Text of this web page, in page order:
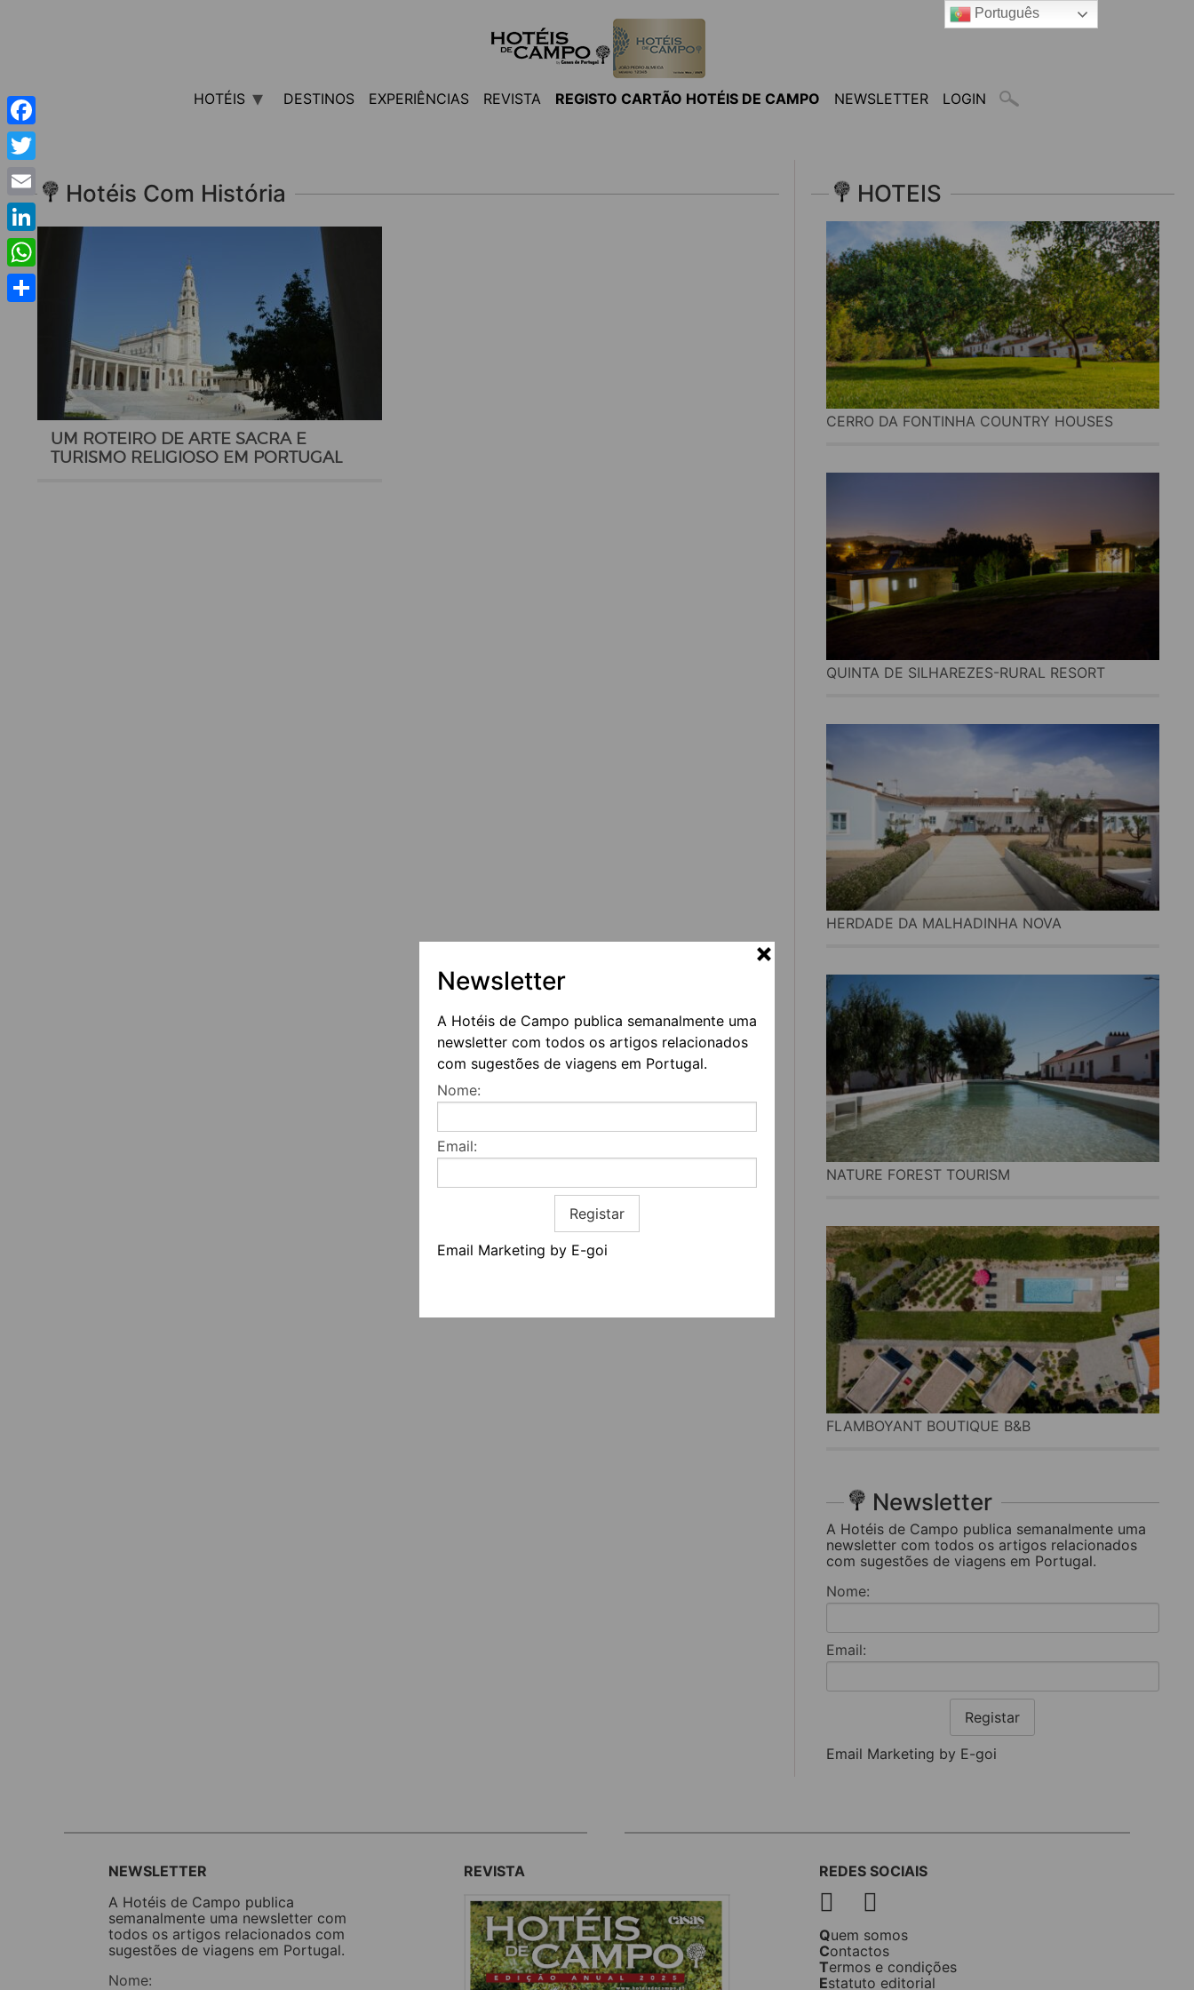
Newsletter
A Hotéis de Campo publica semanalmente uma
newsletter com todos os artigos relacionados
com sugestões de viagens em Portugal.
Nome:
Email:
Registar
Email Marketing by E-goi
HOTÉIS DESTINOS EXPERIÊNCIAS REVISTA REGISTO CARTÃO HOTÉIS DE CAMPO NEWSLETTER LOGIN
Hotéis Com História
UM ROTEIRO DE ARTE SACRA E
TURISMO RELIGIOSO EM PORTUGAL
HOTEIS
CERRO DA FONTINHA COUNTRY HOUSES
QUINTA DE SILHAREZES-RURAL RESORT
HERDADE DA MALHADINHA NOVA
NATURE FOREST TOURISM
FLAMBOYANT BOUTIQUE B&B
Newsletter
A Hotéis de Campo publica semanalmente uma
newsletter com todos os artigos relacionados
com sugestões de viagens em Portugal.
Nome:
Email:
Registar
Email Marketing by E-goi
NEWSLETTER
A Hotéis de Campo publica
semanalmente uma newsletter com
todos os artigos relacionados com
sugestões de viagens em Portugal.
Nome:
REVISTA REDES SOCIAIS
Quem somos
Contactos
Termos e condições
Estatuto editorial
Facebook
Twitter
Email
LinkedIn
WhatsApp
Português